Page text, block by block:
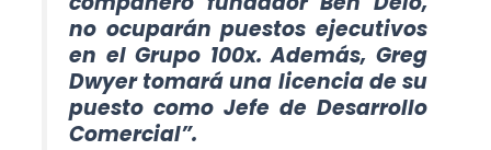
no ocuparán puestos ejecutivos
en el Grupo 100x. Además, Greg
Dwyer tomará una licencia de su
puesto como Jefe de Desarrollo
Comercial”.